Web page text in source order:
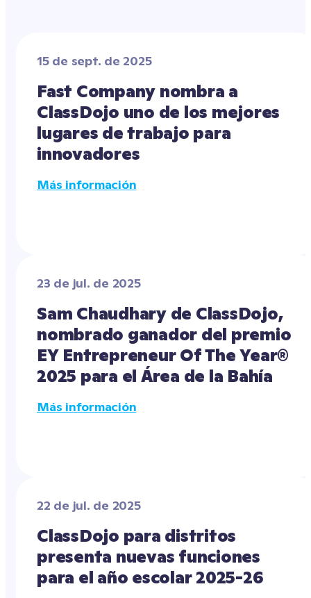
15 de sept. de 2025
Fast Company nombra a
ClassDojo uno de los mejores
lugares de trabajo para
innovadores
Más información
23 de jul. de 2025
Sam Chaudhary de ClassDojo,
nombrado ganador del premio
EY Entrepreneur Of The Year®
2025 para el Área de la Bahía
Más información
22 de jul. de 2025
ClassDojo para distritos
presenta nuevas funciones
para el año escolar 2025-26